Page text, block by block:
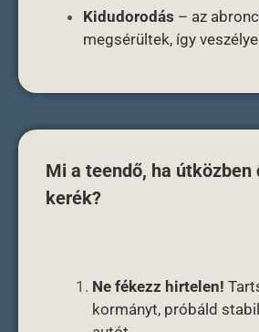
Kidudorodás – az
megsérültek, így
Mi a teendő, ha útközben
kerék?
Ne fékezz hirtelen!
kormányt, próbáld